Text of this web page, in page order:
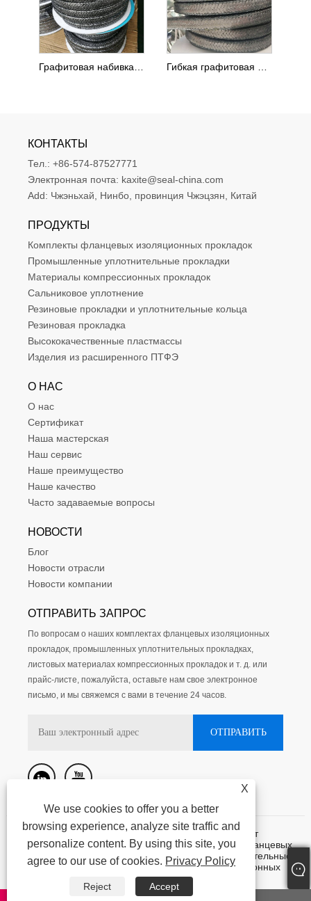
КОНТАКТЫ
Тел.: +86-574-87527771
Электронная почта: kaxite@seal-china.com
Add: Чжэньхай, Нинбо, провинция Чжэцзян, Китай
ПРОДУКТЫ
Комплекты фланцевых изоляционных прокладок
Промышленные уплотнительные прокладки
Материалы компрессионных прокладок
Сальниковое уплотнение
Резиновые прокладки и уплотнительные кольца
Резиновая прокладка
Высококачественные пластмассы
Изделия из расширенного ПТФЭ
О НАС
О нас
Сертификат
Наша мастерская
Наш сервис
Наше преимущество
Наше качество
Часто задаваемые вопросы
НОВОСТИ
Блог
Новости отрасли
Новости компании
ОТПРАВИТЬ ЗАПРОС
По вопросам о наших комплектах фланцевых изоляционных
прокладок, промышленных уплотнительных прокладках,
листовых материалах компрессионных прокладок и т. д. или
прайс-листе, пожалуйста, оставьте нам свое электронное
письмо, и мы свяжемся с вами в течение 24 часов.
Авторское право @ 2015-2023 Нинбо Кассит
герметизирующие материалы лтд. - Комплекты фланцевых
изоляционных прокладок, промышленные уплотнительные
прокладки, листовые материалы для компрессионных
прокладок - все права защищены.
X
We use cookies to offer you a better
browsing experience, analyze site traffic and
personalize content. By using this site, you
agree to our use of cookies. Privacy Policy
Reject Accept